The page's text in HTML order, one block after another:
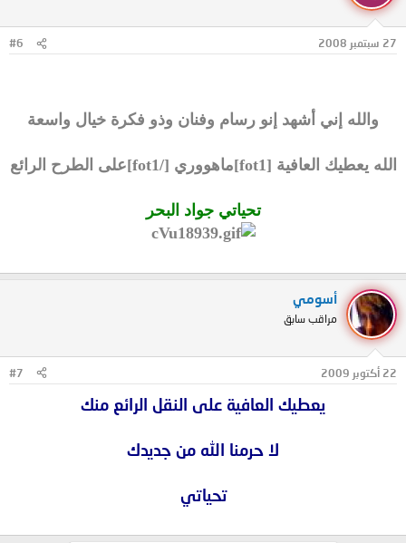
27 سبتمبر 2008 #6
والله إني أشهد إنو رسام وفنان وذو فكرة خيال واسعة
الله يعطيك العافية [fot1]ماهووري [/fot1]على الطرح الرائع
تحياتي جواد البحر
أسومي
مراقب سابق
22 أكتوبر 2009 #7
يعطيك العافية على النقل الرائع منك
لا حرمنا الله من جديدك
تحياتي